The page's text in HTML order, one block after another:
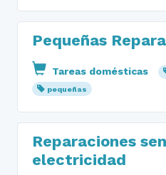
Pequeñas
Tareas domésticas
pequeñas
Reparaciones
electricidad